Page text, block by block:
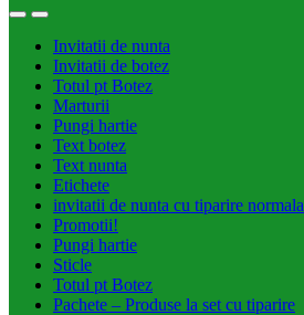
Invitatii de nunta
Invitatii de botez
Totul pt Botez
Marturii
Pungi hartie
Text botez
Text nunta
Etichete
invitatii de nunta cu tiparire normala
Promotii!
Pungi hartie
Sticle
Totul pt Botez
Pachete – Produse la set cu tiparire